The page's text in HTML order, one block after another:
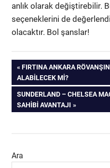
anlık olarak değiştirebilir.
seçeneklerini de
olacaktır. Bol şanslar!
Yazı
gezinmesi
ÖNCEKI
YAZI:
FIRTINA ANKARA
ALABILECEK MI?
SONRAKI
YAZI:
SUNDERLAND – CHELSEA
SAHIBI AVANTAJI
Ara